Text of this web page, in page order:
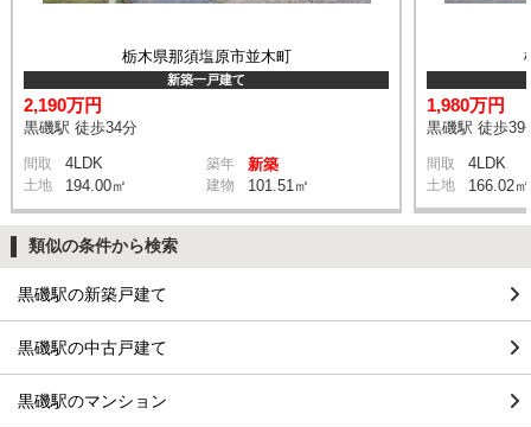
栃木県那須塩原市並木町
新築一戸建て
2,190万円
黒磯駅 徒歩34分
間取 4LDK 築年 新築
土地 194.00㎡ 建物 101.51㎡
1,980万円
黒磯駅 徒歩39
間取 4LDK
土地 166.02㎡
類似の条件から検索
黒磯駅の新築戸建て
黒磯駅の中古戸建て
黒磯駅のマンション